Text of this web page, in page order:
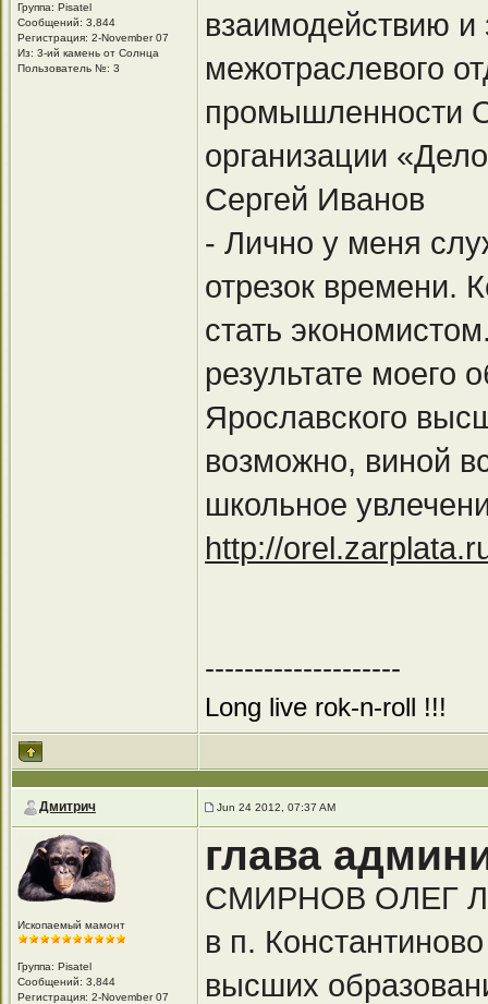
Группа: Pisatel
Сообщений: 3,844
Регистрация: 2-November 07
Из: 3-ий камень от Солнца
Пользователь №: 3
взаимодействию и
межотраслевого
промышленности
организации
Сергей Иванов
- Лично у меня
отрезок времени.
стать
результате моего
Ярославского
возможно, виной
школьное
http://
--------------------
Long live rok-n-roll !!!
Дмитрич Jun 24 2012, 07:37 AM
Ископаемый мамонт
Группа: Pisatel
Сообщений: 3,844
Регистрация: 2-November 07
глава
СМИРНОВ ОЛЕГ
в п.
высших